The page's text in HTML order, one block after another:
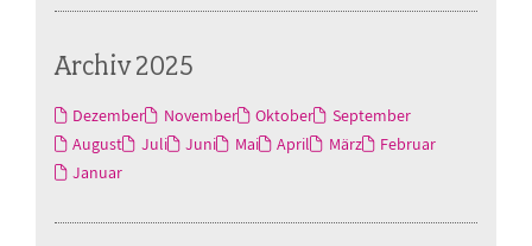
Archiv 2025
Dezember November Oktober
September
August
Juli Juni Mai April März
Februar
Januar